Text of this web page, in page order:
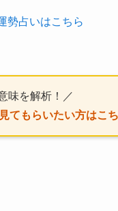
勢占いはこちら
味を解析！／
てもらいたい方はこ